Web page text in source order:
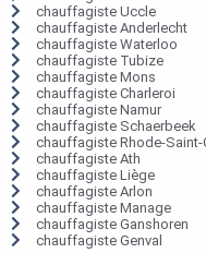
chauffagiste Uccle
chauffagiste Anderlecht
chauffagiste Waterloo
chauffagiste Tubize
chauffagiste Mons
chauffagiste Charleroi
chauffagiste Namur
chauffagiste Schaerbeek
chauffagiste Rhode-Saint-
chauffagiste Ath
chauffagiste Liège
chauffagiste Arlon
chauffagiste Manage
chauffagiste Ganshoren
chauffagiste Genval